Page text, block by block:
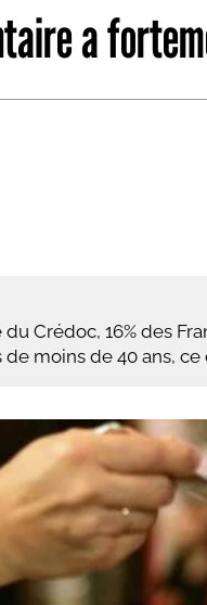
ordre alphabétique
a
Crédoc, 16% des
moins de 40 ans,